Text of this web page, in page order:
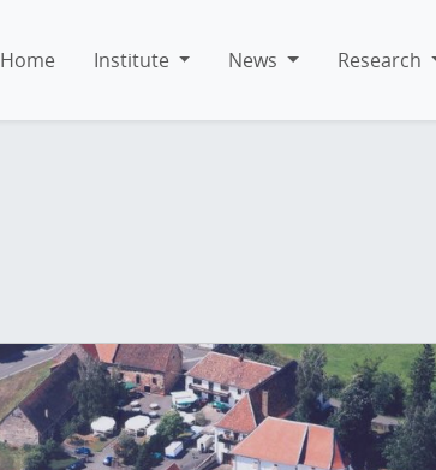
Home Institute News Research